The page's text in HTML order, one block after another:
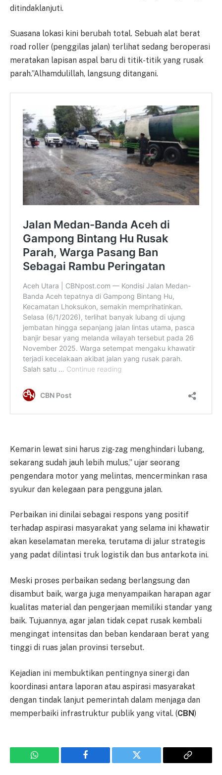
ditindaklanjuti.
Suasana lokasi kini berubah total. Sebuah alat berat
road roller (penggilas jalan) terlihat sedang beroperasi
meratakan lapisan aspal baru di titik-titik yang rusak
parah.”Alhamdulillah, langsung ditangani.
Kemarin lewat sini harus zig-zag menghindari lubang,
sekarang sudah jauh lebih mulus,” ujar seorang
pengendara motor yang melintas, mencerminkan rasa
syukur dan kelegaan para pengguna jalan.
Perbaikan ini dinilai sebagai respons yang positif
terhadap aspirasi masyarakat yang selama ini khawatir
akan keselamatan mereka, terutama di jalur strategis
yang padat dilintasi truk logistik dan bus antarkota ini.
Meski proses perbaikan sedang berlangsung dan
disambut baik, warga juga menyampaikan harapan agar
kualitas material dan pengerjaan memiliki standar yang
baik. Tujuannya, agar jalan tidak cepat rusak kembali
mengingat intensitas dan beban kendaraan berat yang
tinggi di ruas jalan provinsi tersebut.
Kejadian ini membuktikan pentingnya sinergi dan
koordinasi antara laporan atau aspirasi masyarakat
dengan tindak lanjut pemerintah dalam menjaga dan
memperbaiki infrastruktur publik yang vital. (CBN)
WhatsApp Facebook Twitter
Copy